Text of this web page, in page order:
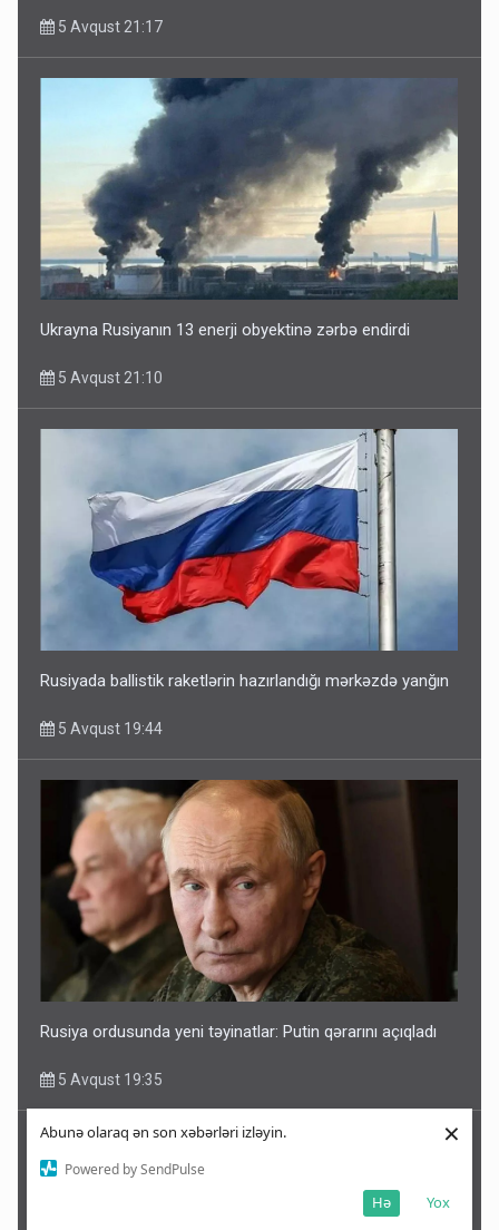
Abunə olaraq ən son xəbərləri izləyin.
Powered by SendPulse
Yox
Hə
×
5 Avqust 21:17
Ukrayna Rusiyanın 13 enerji obyektinə zərbə endirdi
5 Avqust 21:10
Rusiyada ballistik raketlərin hazırlandığı mərkəzdə yanğın
5 Avqust 19:44
Rusiya ordusunda yeni təyinatlar: Putin qərarını açıqladı
5 Avqust 19:35